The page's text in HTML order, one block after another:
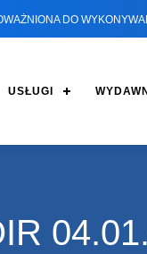
DO
USŁUGI